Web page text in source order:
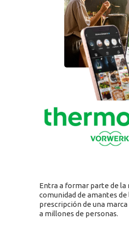
Entra a formar parte de la
comunidad de amantes de
prescripción de una
a millones de personas.